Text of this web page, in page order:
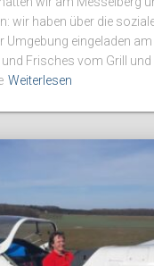
wir haben über die
Umgebung eingeladen
Frisches vom Grill
Weiterlesen